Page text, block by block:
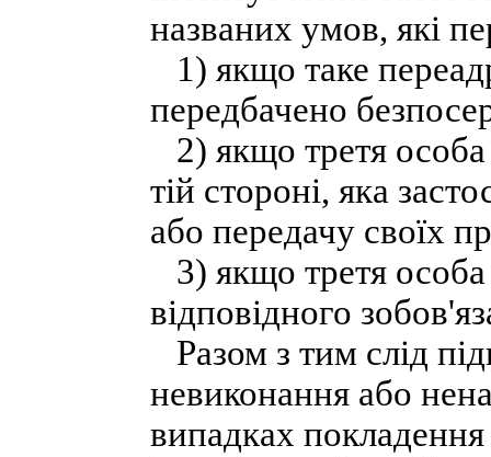
названих умов, які
1) якщо таке
передбачено
2) якщо третя особа
тій стороні, яка
або передачу своїх
3) якщо третя особа
відповідного
Разом з тим слід
невиконання або
випадках покладення